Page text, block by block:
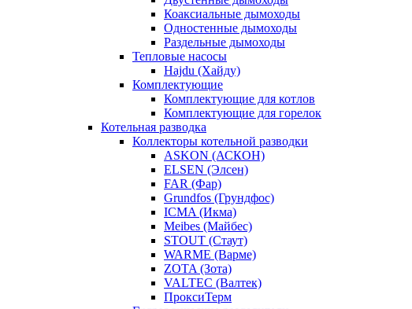
Коаксиальные дымоходы
Одностенные дымоходы
Раздельные дымоходы
Тепловые насосы
Hajdu (Хайду)
Комплектующие
Комплектующие для котлов
Комплектующие для горелок
Котельная разводка
Коллекторы котельной разводки
ASKON (АСКОН)
ELSEN (Элсен)
FAR (Фар)
Grundfos (Грундфос)
ICMA (Икма)
Meibes (Майбес)
STOUT (Стаут)
WARME (Варме)
ZOTA (Зота)
VALTEC (Валтек)
ПроксиТерм